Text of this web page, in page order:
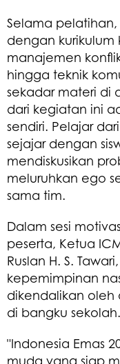
​Selama
dengan
manajemen
hingga teknik
sekadar materi di
dari kegiatan ini
sendiri. Pelajar
sejajar dengan
mendiskusikan
meluruhkan ego
sama tim.
​Dalam sesi
peserta, Ketua
Ruslan H. S.
kepemimpinan
dikendalikan oleh
di bangku sekolah.
​"Indonesia Emas
muda yang siap